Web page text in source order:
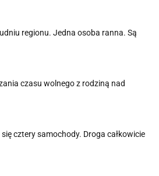
regionu. Jedna osoba ranna. Są
czasu wolnego z rodziną nad
cztery samochody. Droga całkowicie